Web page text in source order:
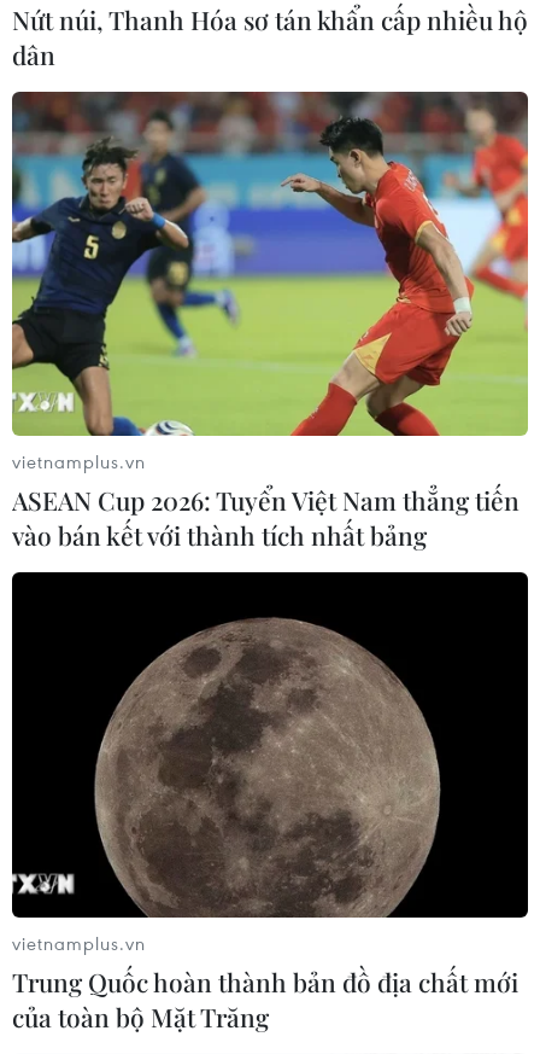
TIN CÙNG CHUYÊN MỤC
Áp thấp nhiệt đới trên vịnh Bắc Bộ sẽ
gây ảnh hưởng thế nào tới Việt Nam?
07/08/2026 14:38
Nứt núi, Thanh Hóa sơ tán khẩn cấp nhiều hộ
dân
vietnamplus.vn
ASEAN Cup 2026: Tuyển Việt Nam thẳng tiến
vào bán kết với thành tích nhất bảng
vietnamplus.vn
Trung Quốc hoàn thành bản đồ địa chất mới
của toàn bộ Mặt Trăng